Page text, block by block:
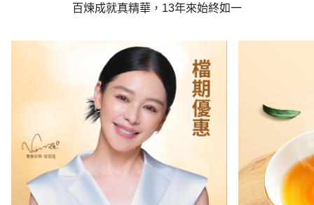
百煉成就真精華，13年來始終如一